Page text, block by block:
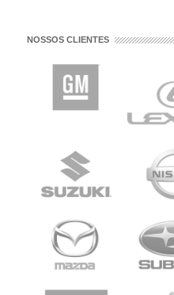
NOSSOS CLIENTES